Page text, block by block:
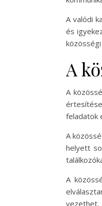
A valódi
és
A
A
feladatok
A
helyett
A
vezethet.